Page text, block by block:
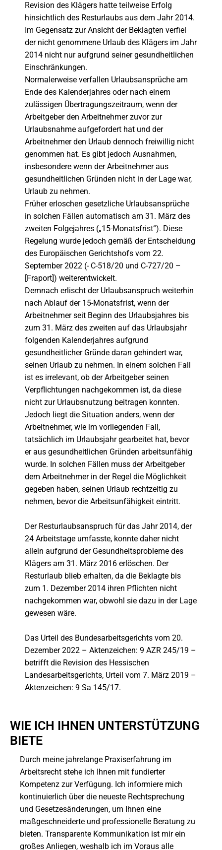
Revision des Klägers hatte teilweise Erfolg
hinsichtlich des Resturlaubs aus dem Jahr 2014.
Im Gegensatz zur Ansicht der Beklagten verfiel
der nicht genommene Urlaub des Klägers im Jahr
2014 nicht nur aufgrund seiner gesundheitlichen
Einschränkungen.
Normalerweise verfallen Urlaubsansprüche am
Ende des Kalenderjahres oder nach einem
zulässigen Übertragungszeitraum, wenn der
Arbeitgeber den Arbeitnehmer zuvor zur
Urlaubsnahme aufgefordert hat und der
Arbeitnehmer den Urlaub dennoch freiwillig nicht
genommen hat. Es gibt jedoch Ausnahmen,
insbesondere wenn der Arbeitnehmer aus
gesundheitlichen Gründen nicht in der Lage war,
Urlaub zu nehmen.
Früher erloschen gesetzliche Urlaubsansprüche
in solchen Fällen automatisch am 31. März des
zweiten Folgejahres („15-Monatsfrist“). Diese
Regelung wurde jedoch gemäß der Entscheidung
des Europäischen Gerichtshofs vom 22.
September 2022 (- C-518/20 und C-727/20 –
[Fraport]) weiterentwickelt.
Demnach erlischt der Urlaubsanspruch weiterhin
nach Ablauf der 15-Monatsfrist, wenn der
Arbeitnehmer seit Beginn des Urlaubsjahres bis
zum 31. März des zweiten auf das Urlaubsjahr
folgenden Kalenderjahres aufgrund
gesundheitlicher Gründe daran gehindert war,
seinen Urlaub zu nehmen. In einem solchen Fall
ist es irrelevant, ob der Arbeitgeber seinen
Verpflichtungen nachgekommen ist, da diese
nicht zur Urlaubsnutzung beitragen konnten.
Jedoch liegt die Situation anders, wenn der
Arbeitnehmer, wie im vorliegenden Fall,
tatsächlich im Urlaubsjahr gearbeitet hat, bevor
er aus gesundheitlichen Gründen arbeitsunfähig
wurde. In solchen Fällen muss der Arbeitgeber
dem Arbeitnehmer in der Regel die Möglichkeit
gegeben haben, seinen Urlaub rechtzeitig zu
nehmen, bevor die Arbeitsunfähigkeit eintritt.
Der Resturlaubsanspruch für das Jahr 2014, der
24 Arbeitstage umfasste, konnte daher nicht
allein aufgrund der Gesundheitsprobleme des
Klägers am 31. März 2016 erlöschen. Der
Resturlaub blieb erhalten, da die Beklagte bis
zum 1. Dezember 2014 ihren Pflichten nicht
nachgekommen war, obwohl sie dazu in der Lage
gewesen wäre.
Das Urteil des Bundesarbeitsgerichts vom 20.
Dezember 2022 – Aktenzeichen: 9 AZR 245/19 –
betrifft die Revision des Hessischen
Landesarbeitsgerichts, Urteil vom 7. März 2019 –
Aktenzeichen: 9 Sa 145/17.
WIE ICH IHNEN UNTERSTÜTZUNG
BIETE
Durch meine jahrelange Praxiserfahrung im
Arbeitsrecht stehe ich Ihnen mit fundierter
Kompetenz zur Verfügung. Ich informiere mich
kontinuierlich über die neueste Rechtsprechung
und Gesetzesänderungen, um Ihnen eine
maßgeschneiderte und professionelle Beratung zu
bieten. Transparente Kommunikation ist mir ein
großes Anliegen, weshalb ich im Voraus alle